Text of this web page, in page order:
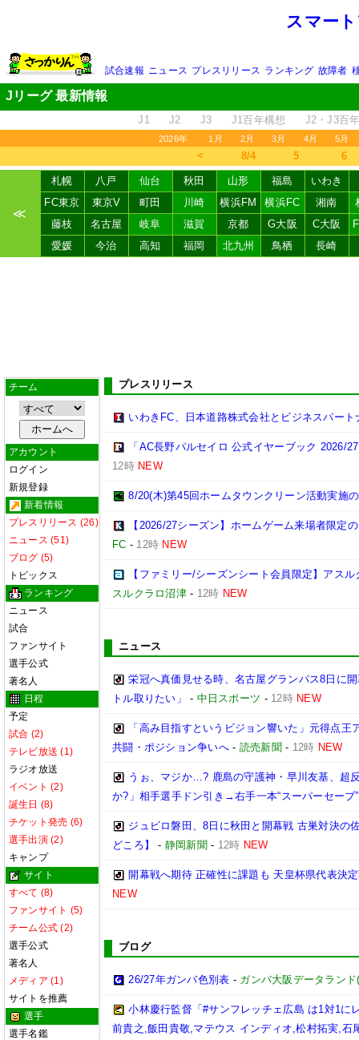
スマー
試合速報 ニュース プレスリリース ランキング 故障者
Jリーグ 最新情報
J1 J2 J3 J1百年構想 J2・J3百
2026年 1月 2月 3月 4月 5月
＜ 8/4 5 6
≪
札幌 八戸 仙台 秋田 山形 福島
いわき
FC東京
東京V 町田 川崎 横浜FM 横浜FC 湘南
藤枝
名古屋 岐阜 滋賀 京都 G大阪 C大阪
愛媛
今治 高知 福岡 北九州 鳥栖 長崎
チーム
アカウント
ログイン
新規登録
新着情報
プレスリリース (26)
ニュース (51)
ブログ (5)
トピックス
ランキング
ニュース
試合
ファンサイト
選手公式
著名人
日程
予定
試合 (2)
テレビ放送 (1)
ラジオ放送
イベント (2)
誕生日 (8)
チケット発売 (6)
選手出演 (2)
キャンプ
サイト
すべて (8)
ファンサイト (5)
チーム公式 (2)
選手公式
著名人
メディア (1)
サイトを推薦
選手
選手名鑑
プレスリリース
いわきFC、日本道路株式会社とビジネスパート
「AC長野パルセイロ 公式イヤーブック 2026/
12時 NEW
8/20(木)第45回ホームタウンクリーン活動実施
【2026/27シーズン】ホームゲーム来場者限定
FC - 12時 NEW
【ファミリー/シーズンシート会員限定】アス
スルクラロ沼津- 12時 NEW
ニュース
栄冠へ真価見せる時、名古屋グランパス8日に
トル取りたい」
- 中日スポーツ - 12時 NEW
「高み目指すというビジョン響いた」元得点
共闘・ポジション争いへ- 読売新聞 - 12時 NEW
うぉ、マジか…? 鹿島の守護神・早川友基、超
か?」相手選手ドン引き→右手一本“スーパーセーブ”
ジュビロ磐田、8日に秋田と開幕戦 古巣対決の
どころ】
- 静岡新聞 - 12時 NEW
開幕戦へ期待 正確性に課題も 天皇杯県代表決
NEW
ブログ
26/27年ガンバ色別表 - ガンバ大阪データラン
小林慶行監督「#サンフレッチェ広島 は1対1に
前貴之,飯田貴敬,マテウス インディオ,松村拓実,石